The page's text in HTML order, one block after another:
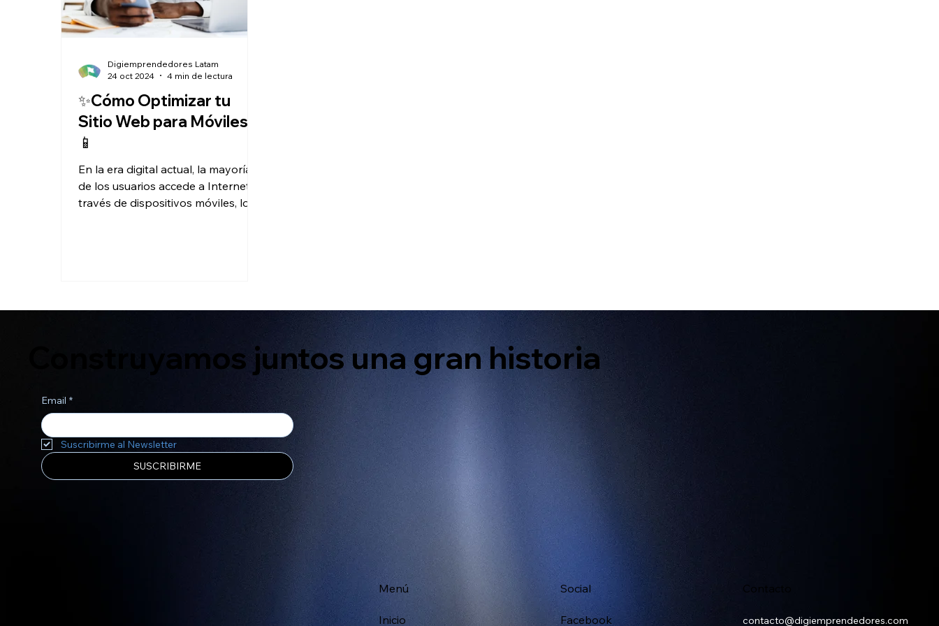
✨Cómo Optimizar tu
Sitio Web para Móviles
📱
En la era digital actual, la mayoría
de los usuarios accede a Internet a
través de dispositivos móviles, lo
Digiemprendedores Latam
24 oct 2024
4 min de lectura
Construyamos juntos una gran historia
Email *
Suscribirme al Newsletter
SUSCRIBIRME
Menú
Inicio
Social
Facebook
Contacto
contacto@digiemprendedores.com